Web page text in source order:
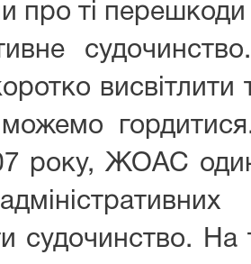
про ті
висвітлити
року, ЖОАС
судочинство. На